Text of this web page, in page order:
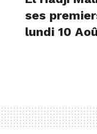
ses
lundi 10